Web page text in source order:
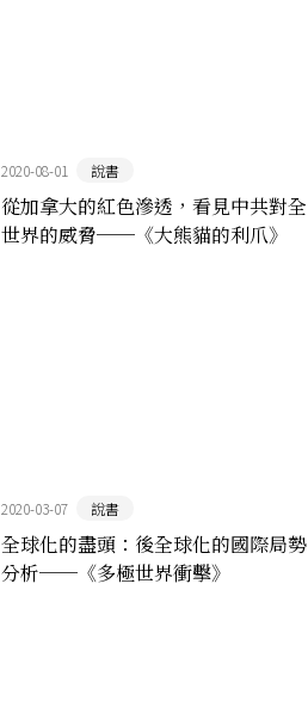
2020-08-01 說書
從加拿大的紅色滲透，看見中共對全
世界的威脅──《大熊貓的利爪》
2020-03-07 說書
全球化的盡頭：後全球化的國際局勢
分析──《多極世界衝擊》